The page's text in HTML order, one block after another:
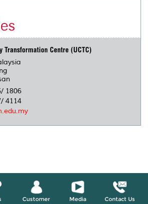
Transformation Centre (UCTC)
1806
4114
Customer Media Contact Us